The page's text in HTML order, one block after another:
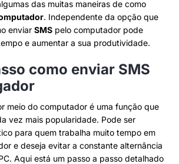
das muitas maneiras de como
. Independente da opção que
enviar SMS pelo computador pode
e aumentar a sua produtividade.
como enviar SMS
meio do computador é uma função que
vez mais popularidade. Pode ser
para quem trabalha muito tempo em
e deseja evitar a constante alternância
Aqui está um passo a passo detalhado